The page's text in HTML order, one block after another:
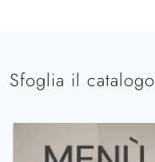
Sfoglia il catalogo